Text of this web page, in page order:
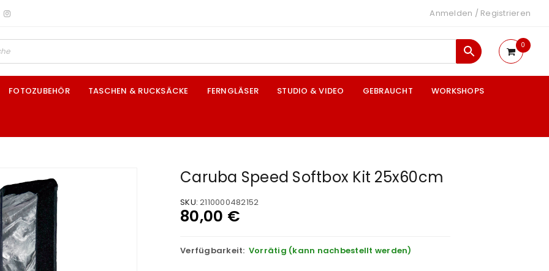
Anmelden / Registrieren
0
FOTOZUBEHÖR TASCHEN & RUCKSÄCKE FERNGLÄSER STUDIO & VIDEO GEBRAUCHT WORKSHOPS
Caruba Speed Softbox Kit 25x60cm
SKU: 2110000482152
80,00 €
Verfügbarkeit: Vorrätig (kann nachbestellt werden)